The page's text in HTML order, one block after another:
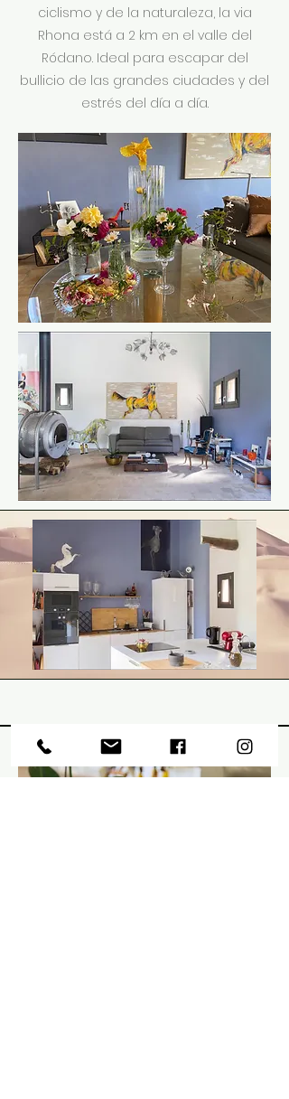
ciclismo y de la naturaleza, la via
Rhona está a 2 km en el valle del
Ródano. Ideal para escapar del
bullicio de las grandes ciudades y del
estrés del día a día.